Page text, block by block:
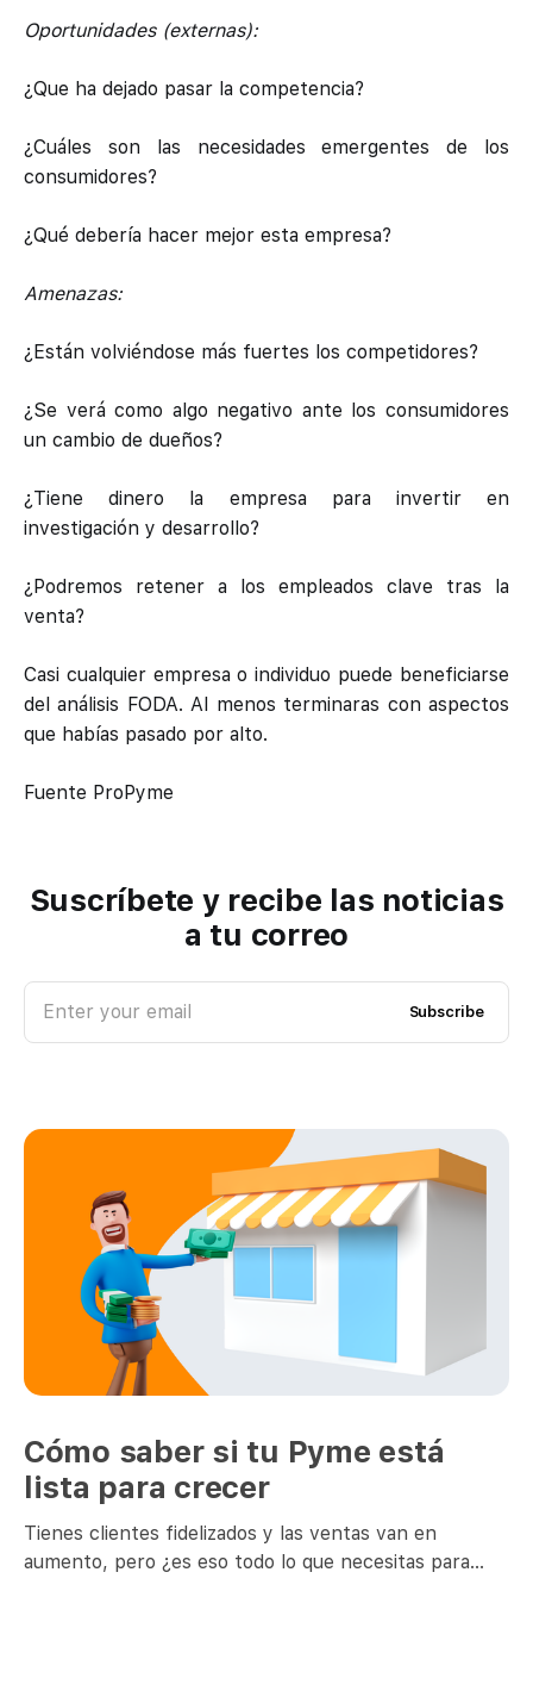
Oportunidades (externas):
¿Que ha dejado pasar la competencia?
¿Cuáles son las necesidades emergentes de los
consumidores?
¿Qué debería hacer mejor esta empresa?
Amenazas:
¿Están volviéndose más fuertes los competidores?
¿Se verá como algo negativo ante los consumidores
un cambio de dueños?
¿Tiene dinero la empresa para invertir en
investigación y desarrollo?
¿Podremos retener a los empleados clave tras la
venta?
Casi cualquier empresa o individuo puede beneficiarse
del análisis FODA. Al menos terminaras con aspectos
que habías pasado por alto.
Fuente ProPyme
Suscríbete y recibe las noticias
a tu correo
Enter your email Subscribe
Cómo saber si tu Pyme está
lista para crecer
Tienes clientes fidelizados y las ventas van en
aumento, pero ¿es eso todo lo que necesitas para